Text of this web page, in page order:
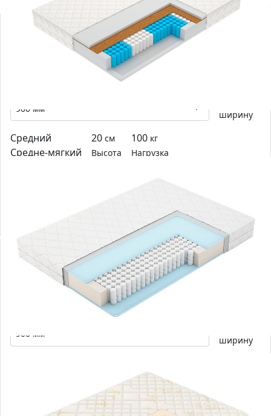
-0%
ширину
Средний
Средне-мягкий
20 см
Высота
100 кг
Нагрузка
5-зональный матрас на независимых пружинах с
асимметричной комбинацией наполнителей.
Выбрать
-0%
Матрас Vegas Compact 2
ширину
Нагрузка